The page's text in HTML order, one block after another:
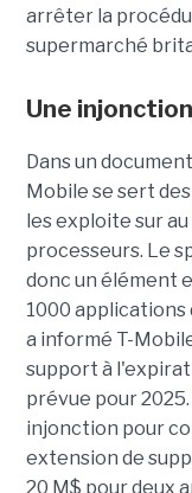
arrêter la
supermarché
Une
Dans un
Mobile se sert
les exploite sur
processeurs. Le
donc un élément
1000 applications
a informé T-
support à
prévue pour
injonction pour
extension de
20 M$ pour deux